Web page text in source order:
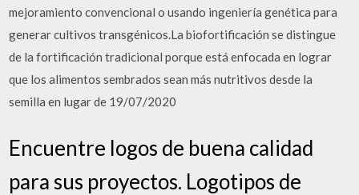
mejoramiento convencional o usando ingeniería genética para
generar cultivos transgénicos.La biofortificación se distingue
de la fortificación tradicional porque está enfocada en lograr
que los alimentos sembrados sean más nutritivos desde la
semilla en lugar de 19/07/2020
Encuentre logos de buena calidad
para sus proyectos. Logotipos de